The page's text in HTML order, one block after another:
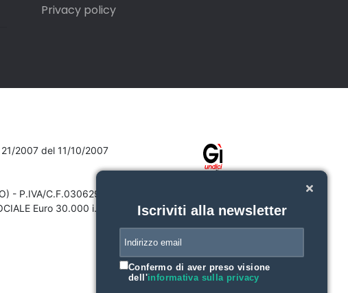
Privacy policy
2007 del 11/10/2007
- P.IVA/C.F.03062910132
Euro 30.000 i.v.
Iscriviti alla newsletter
Confermo di aver preso visione
dell'informativa sulla privacy